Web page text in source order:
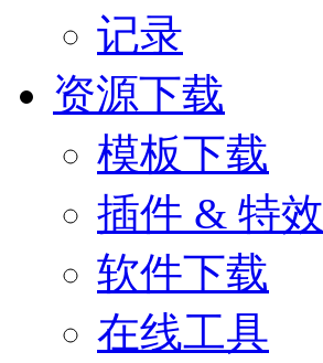
记录
资源下载
模板下载
插件 & 特效
软件下载
在线工具